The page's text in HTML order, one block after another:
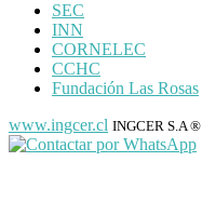
SEC
INN
CORNELEC
CCHC
Fundación Las Rosas
www.ingcer.cl INGCER S.A ®